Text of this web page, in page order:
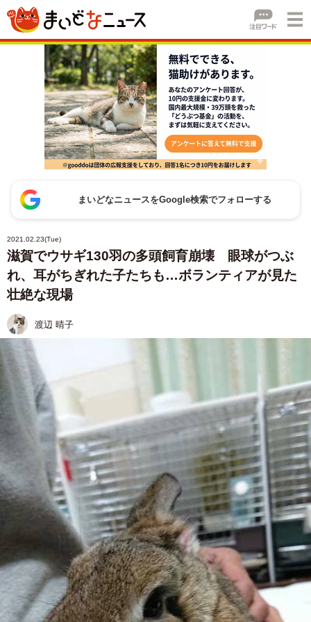
まいどなニュースをGoogle検索でフォローする
2021.02.23(Tue)
滋賀でウサギ130羽の多頭飼育崩壊 眼球がつぶ
れ、耳がちぎれた子たちも…ボランティアが見た
壮絶な現場
渡辺 晴子